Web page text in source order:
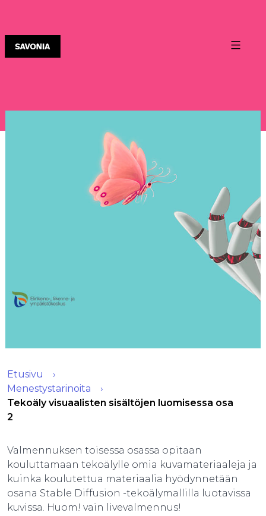
Etusivu
Menestystarinoita
Tekoäly visuaalisten sisältöjen luomisessa osa
2
Valmennuksen toisessa osassa opitaan
kouluttamaan tekoälylle omia kuvamateriaaleja ja
kuinka koulutettua materiaalia hyödynnetään
osana Stable Diffusion -tekoälymallilla luotavissa
kuvissa. Huom! vain livevalmennus!